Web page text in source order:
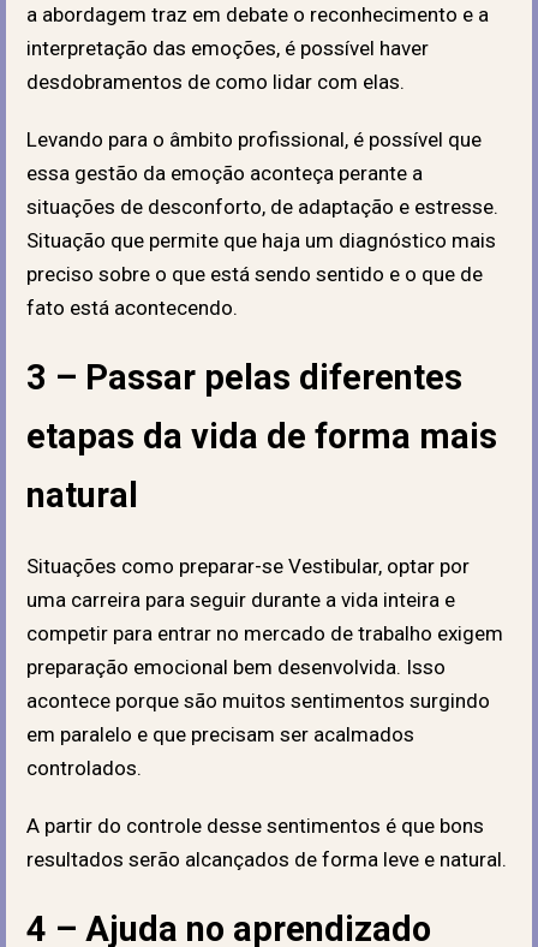
a abordagem traz em debate o reconhecimento e a
interpretação das emoções, é possível haver
desdobramentos de como lidar com elas.
Levando para o âmbito profissional, é possível que
essa gestão da emoção aconteça perante a
situações de desconforto, de adaptação e estresse.
Situação que permite que haja um diagnóstico mais
preciso sobre o que está sendo sentido e o que de
fato está acontecendo.
3 – Passar pelas diferentes
etapas da vida de forma mais
natural
Situações como preparar-se Vestibular, optar por
uma carreira para seguir durante a vida inteira e
competir para entrar no mercado de trabalho exigem
preparação emocional bem desenvolvida. Isso
acontece porque são muitos sentimentos surgindo
em paralelo e que precisam ser acalmados
controlados.
A partir do controle desse sentimentos é que bons
resultados serão alcançados de forma leve e natural.
4 – Ajuda no aprendizado